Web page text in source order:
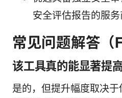
安全评估报告的服务
常见问题解答（
该工具真的能显著提
是的，但提升幅度取决